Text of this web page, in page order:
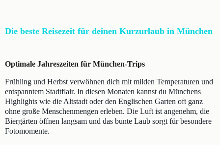
Die beste Reisezeit für deinen Kurzurlaub in München
Optimale Jahreszeiten für München-Trips
Frühling und Herbst verwöhnen dich mit milden Temperaturen und
entspanntem Stadtflair. In diesen Monaten kannst du Münchens
Highlights wie die Altstadt oder den Englischen Garten oft ganz
ohne große Menschenmengen erleben. Die Luft ist angenehm, die
Biergärten öffnen langsam und das bunte Laub sorgt für besondere
Fotomomente.